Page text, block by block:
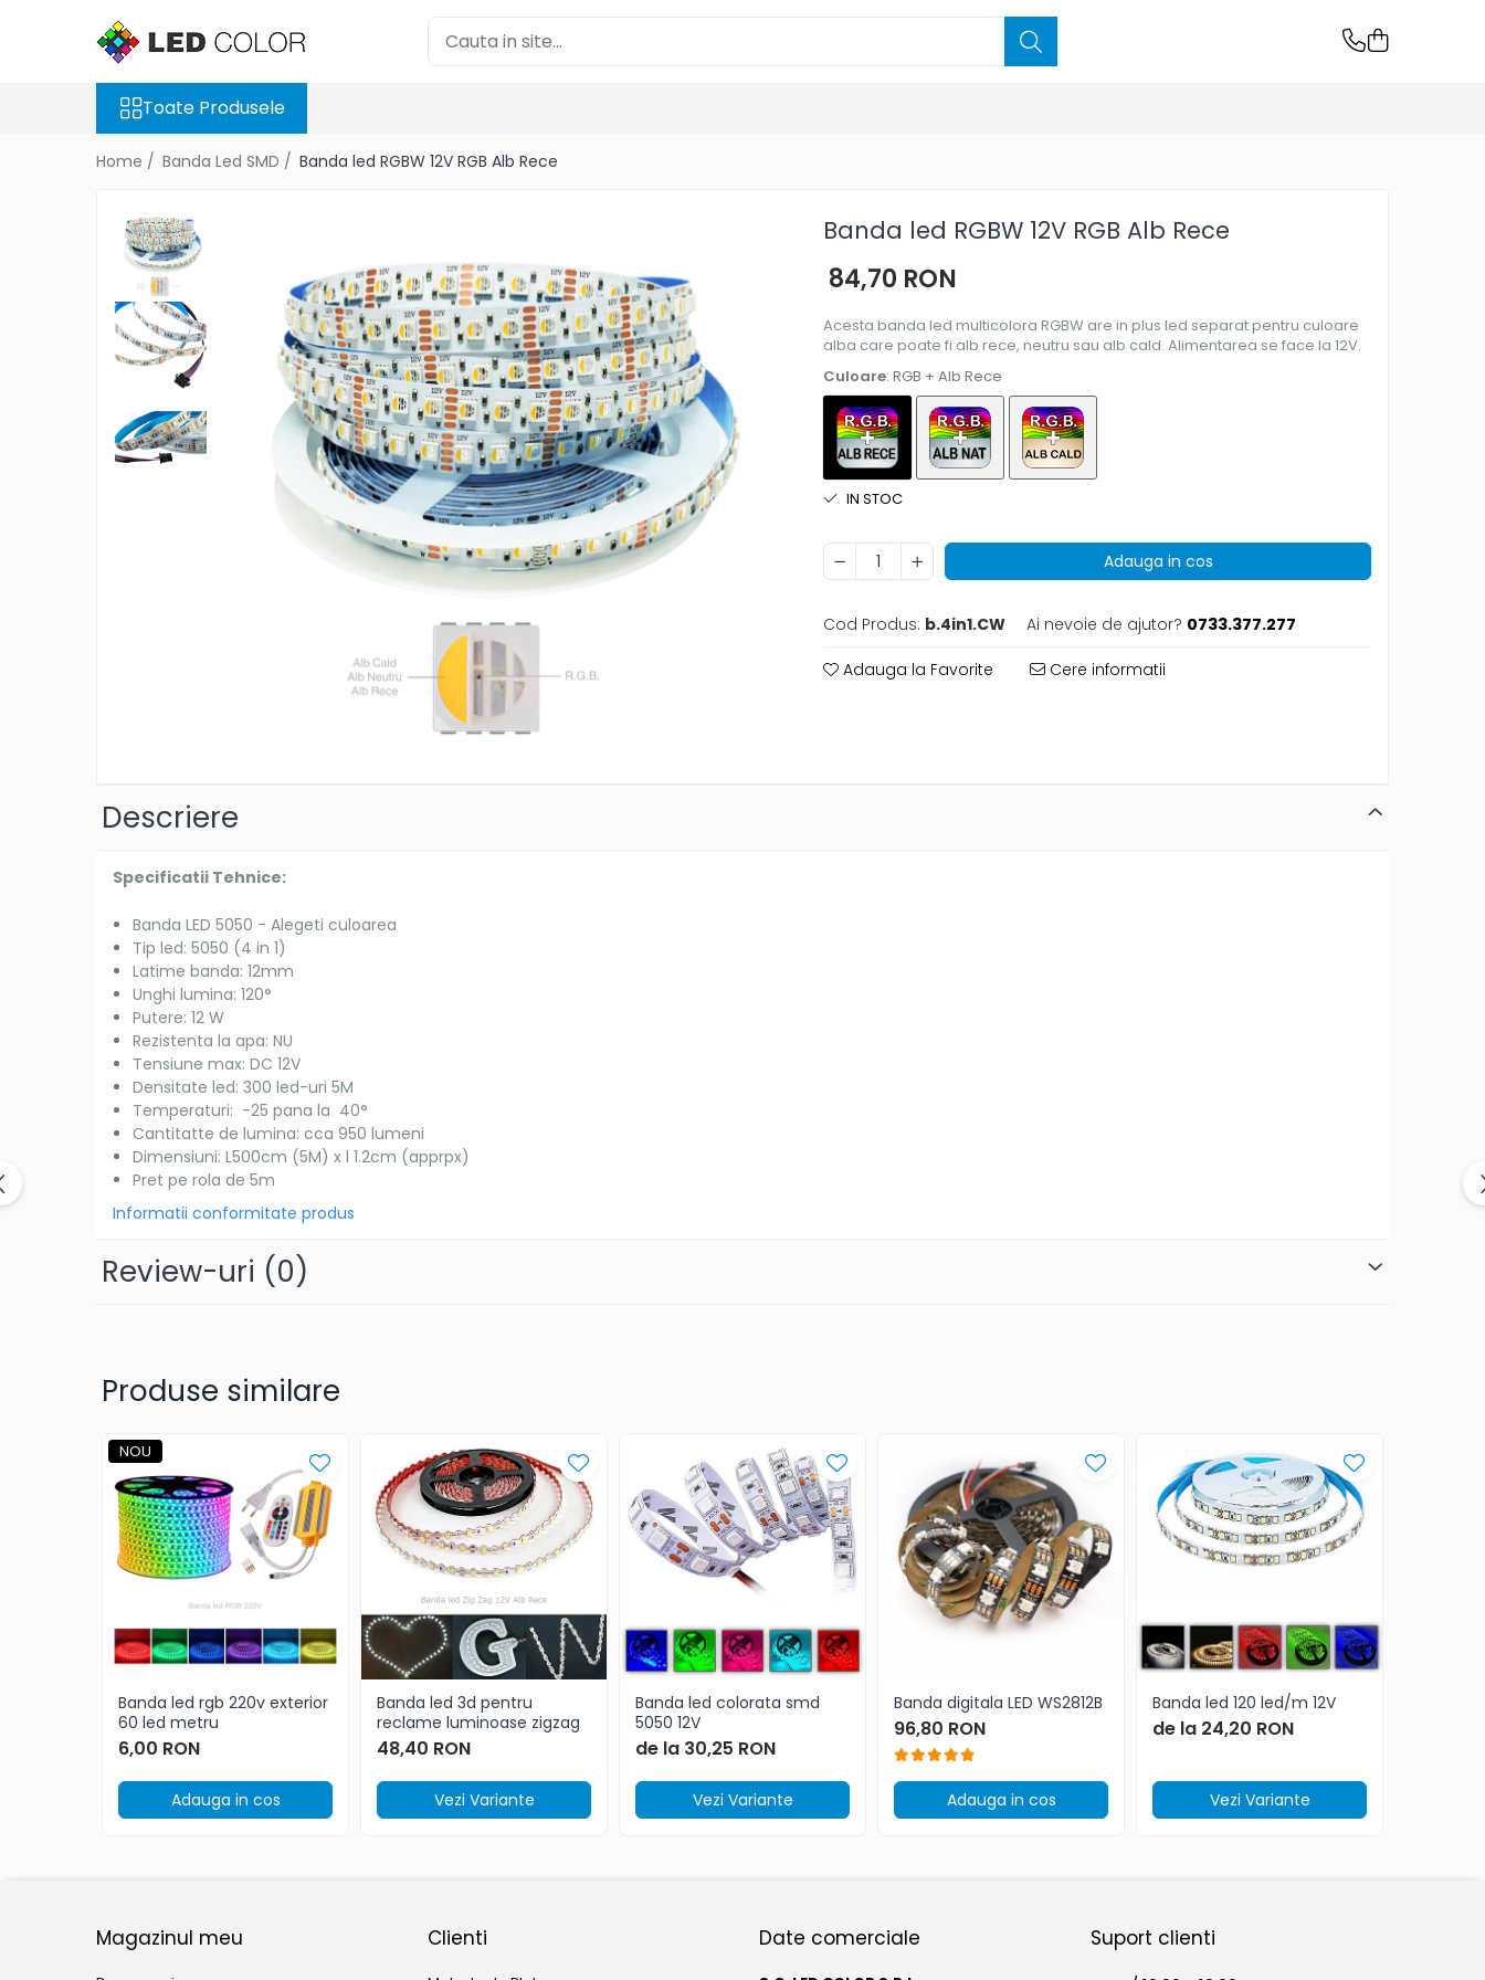
Toate Produsele
Banda Led SMD
Surse de Alimentare
Accesorii Led
Cablu Banda Led
Toate Produsele
Home / Banda Led SMD / Banda led RGBW 12V RGB Alb Rece
Banda led RGBW 12V RGB Alb Rece
84,70 RON
Acesta banda led multicolora RGBW are in plus led separat pentru culoare
alba care poate fi alb rece, neutru sau alb cald. Alimentarea se face la 12V.
Culoare: RGB + Alb Rece
IN STOC
Adauga in cos
Cod Produs: b.4in1.CW Ai nevoie de ajutor? 0733.377.277
Adauga la Favorite Cere informatii
Descriere
Specificatii Tehnice:
Banda LED 5050 - Alegeti culoarea
Tip led: 5050 (4 in 1)
Latime banda: 12mm
Unghi lumina: 120°
Putere: 12 W
Rezistenta la apa: NU
Tensiune max: DC 12V
Densitate led: 300 led-uri 5M
Temperaturi: -25 pana la 40°
Cantitatte de lumina: cca 950 lumeni
Dimensiuni: L500cm (5M) x l 1.2cm (apprpx)
Pret pe rola de 5m
Informatii conformitate produs
Review-uri (0)
Produse similare
NOU
Banda led rgb 220v exterior
60 led metru
6,00 RON
Adauga in cos
Banda led 3d pentru
reclame luminoase zigzag
48,40 RON
Vezi Variante
Banda led colorata smd
5050 12V
de la 30,25 RON
Vezi Variante
Banda digitala LED WS2812B
96,80 RON
Adauga in cos
Banda led 120 led/m 12V
de la 24,20 RON
Vezi Variante
Magazinul meu Clienti Date comerciale Suport clienti